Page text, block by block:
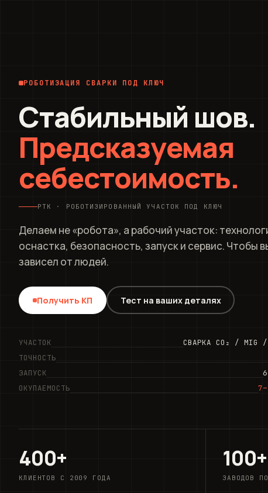
РОБОТИЗАЦИЯ СВАРКИ ПОД КЛЮЧ
Стабильный шов.
Предсказуемая
себестоимость.
РТК · РОБОТИЗИРОВАННЫЙ УЧАСТОК ПОД КЛЮЧ
Делаем не «робота», а рабочий участок:
оснастка, безопасность, запуск и сервис. Чтобы
зависел от людей.
Получить КП Тест на ваших деталях
УЧАСТОК
СВАРКА CO₂ / MIG
ТОЧНОСТЬ
ЗАПУСК
ОКУПАЕМОСТЬ
400+
КЛИЕНТОВ С 2009 ГОДА
100+
ЗАВОДОВ